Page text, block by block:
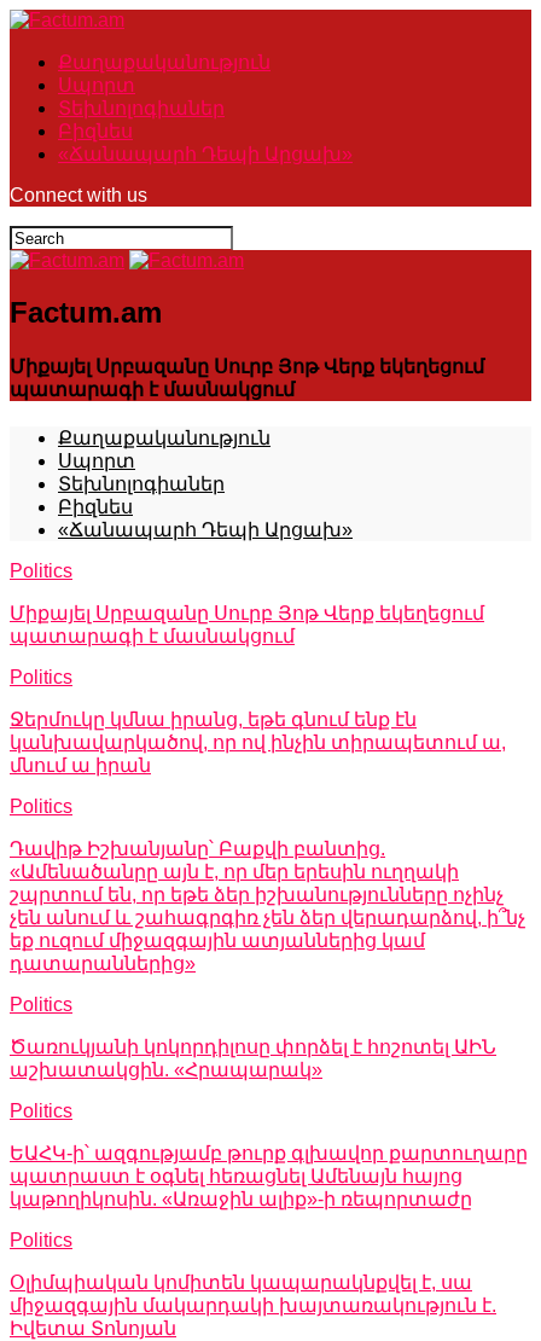
Քաղաքականություն
Սպորտ
Տեխնոլոգիաներ
Բիզնես
«Ճանապարհ Դեպի Արցախ»
Connect with us
Factum.am
Միքայել Սրբազանը Սուրբ Յոթ Վերք եկեղեցում
պատարագի է մասնակցում
Քաղաքականություն
Սպորտ
Տեխնոլոգիաներ
Բիզնես
«Ճանապարհ Դեպի Արցախ»
Politics
Միքայել Սրբազանը Սուրբ Յոթ Վերք եկեղեցում
պատարագի է մասնակցում
Politics
Ջերմուկը կմնա իրանց, եթե գնում ենք էն
կանխավարկածով, որ ով ինչին տիրապետում ա,
մնում ա իրան
Politics
Դավիթ Իշխանյանը՝ Բաքվի բանտից.
«Ամենածանրը այն է, որ մեր երեսին ուղղակի
շպրտում են, որ եթե ձեր իշխանությունները ոչինչ
չեն անում և շահագրգիռ չեն ձեր վերադարձով, ի՞նչ
եք ուզում միջազգային ատյաններից կամ
դատարաններից»
Politics
Ծառուկյանի կոկորդիլոսը փորձել է հոշոտել ԱԻՆ
աշխատակցին. «Հրապարակ»
Politics
ԵԱՀԿ-ի՝ ազգությամբ թուրք գլխավոր քարտուղարը
պատրաստ է օգնել հեռացնել Ամենայն հայոց
կաթողիկոսին. «Առաջին ալիք»-ի ռեպորտաժը
Politics
Օլիմպիական կոմիտեն կապարակնքվել է, սա
միջազգային մակարդակի խայտառակություն է.
Իվետա Տոնոյան